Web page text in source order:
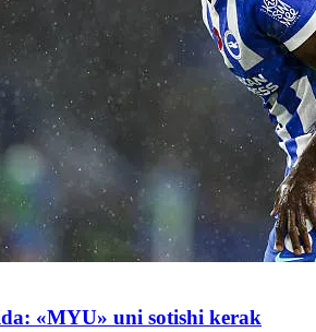
«MYU» uni sotishi kerak